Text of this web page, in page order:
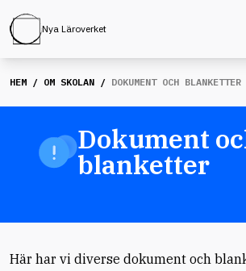
Nya Läroverket
HEM / OM SKOLAN / DOKUMENT OCH BLANKETTER
Dokument
blanketter
Här har vi diverse dokument och